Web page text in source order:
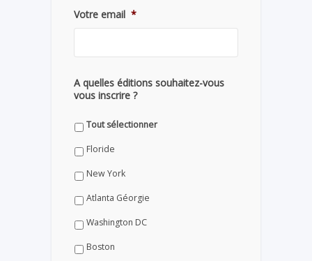
Votre email *
A quelles éditions souhaitez-vous
vous inscrire ?
Tout sélectionner
Floride
New York
Atlanta Géorgie
Washington DC
Boston